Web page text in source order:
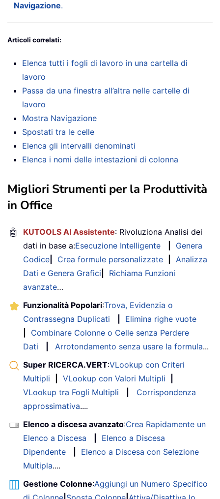
Navigazione.
Articoli correlati:
Elenca tutti i fogli di lavoro in una cartella di
lavoro
Passa da una finestra all’altra nelle cartelle di
lavoro
Mostra Navigazione
Spostati tra le celle
Elenca gli intervalli denominati
Elenca i nomi delle intestazioni di colonna
Migliori Strumenti per la Produttività
in Office
🤖 KUTOOLS AI Assistente: Rivoluziona Analisi dei
dati in base a:Esecuzione Intelligente
Genera
Codice
Crea formule personalizzate
Analizza
Dati e Genera Grafici
Richiama Funzioni
avanzate…
Funzionalità Popolari:Trova, Evidenzia o
Contrassegna Duplicati
Elimina righe vuote
Combinare Colonne o Celle senza Perdere
Dati
Arrotondamento senza usare la formula...
Super RICERCA.VERT:VLookup con Criteri
Multipli
VLookup con Valori Multipli
VLookup tra Fogli Multipli
Corrispondenza
approssimativa....
Elenco a discesa avanzato:Crea Rapidamente un
Elenco a Discesa
Elenco a Discesa
Dipendente
Elenco a Discesa con Selezione
Multipla....
Gestione Colonne:Aggiungi un Numero Specifico